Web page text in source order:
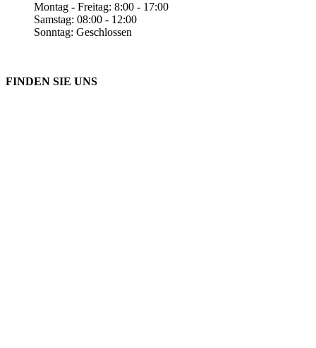
Montag - Freitag: 8:00 - 17:00
Samstag: 08:00 - 12:00
Sonntag: Geschlossen
FINDEN SIE UNS